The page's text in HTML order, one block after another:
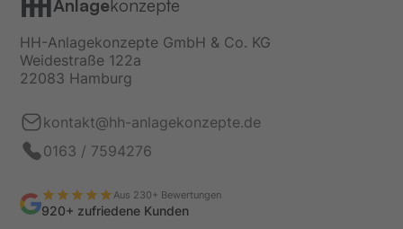
Anlagekonzepte
HH-Anlagekonzepte GmbH & Co. KG
Weidestraße 122a
22083 Hamburg
kontakt@hh-anlagekonzepte.de
0163 / 7594276
Aus 230+ Bewertungen
920+ zufriedene Kunden